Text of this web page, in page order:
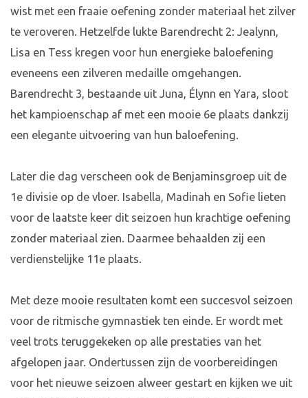
wist met een fraaie oefening zonder materiaal het zilver
te veroveren. Hetzelfde lukte Barendrecht 2: Jealynn,
Lisa en Tess kregen voor hun energieke baloefening
eveneens een zilveren medaille omgehangen.
Barendrecht 3, bestaande uit Juna, Élynn en Yara, sloot
het kampioenschap af met een mooie 6e plaats dankzij
een elegante uitvoering van hun baloefening.
Later die dag verscheen ook de Benjaminsgroep uit de
1e divisie op de vloer. Isabella, Madinah en Sofie lieten
voor de laatste keer dit seizoen hun krachtige oefening
zonder materiaal zien. Daarmee behaalden zij een
verdienstelijke 11e plaats.
Met deze mooie resultaten komt een succesvol seizoen
voor de ritmische gymnastiek ten einde. Er wordt met
veel trots teruggekeken op alle prestaties van het
afgelopen jaar. Ondertussen zijn de voorbereidingen
voor het nieuwe seizoen alweer gestart en kijken we uit